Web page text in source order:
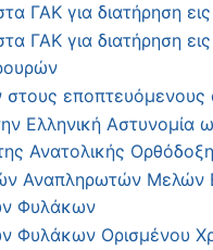
ΓΑΚ για διατήρηση
ΓΑΚ για διατήρηση
εποπτευόμενους
Ελληνική
Ανατολικής
Αναπληρωτών Μελών
Φυλάκων
Φυλάκων Ορισμένου